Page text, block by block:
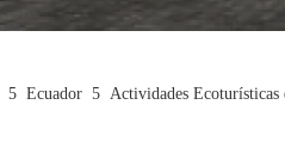
Ecuador Actividades